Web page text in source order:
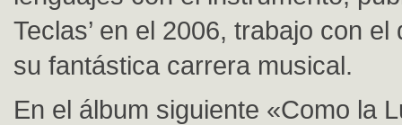
Teclas’ en el 2006, trabajo con
su fantástica carrera musical.
En el álbum siguiente «Como la